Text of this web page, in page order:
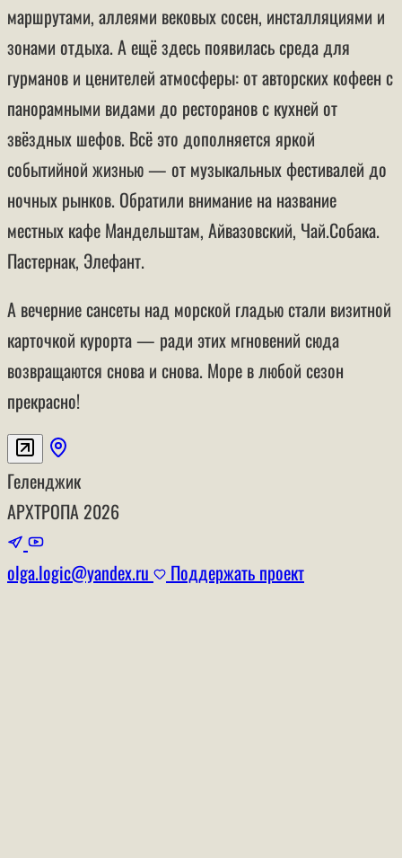
маршрутами, аллеями вековых сосен, инсталляциями и
зонами отдыха. А ещё здесь появилась среда для
гурманов и ценителей атмосферы: от авторских кофеен с
панорамными видами до ресторанов с кухней от
звёздных шефов. Всё это дополняется яркой
событийной жизнью — от музыкальных фестивалей до
ночных рынков. Обратили внимание на название
местных кафе Мандельштам, Айвазовский, Чай.Собака.
Пастернак, Элефант.
А вечерние сансеты над морской гладью стали визитной
карточкой курорта — ради этих мгновений сюда
возвращаются снова и снова. Море в любой сезон
прекрасно!
Геленджик
АРХТРОПА 2026
olga.logic@yandex.ru Поддержать проект